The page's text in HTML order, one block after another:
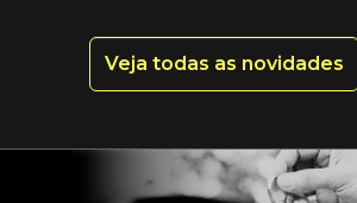
Veja todas as novidades